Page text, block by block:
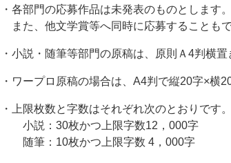
・各部門の応募作品は未発表のものとします
また、他文学賞等へ同時に応募することもで
・小説・随筆等部門の原稿は、原則Ａ4判横
・ワープロ原稿の場合は、A4判で縦20字×横
・上限枚数と字数はそれぞれ次のとおりです。
小説：30枚かつ上限字数12，000字
随筆：10枚かつ上限字数 4，000字